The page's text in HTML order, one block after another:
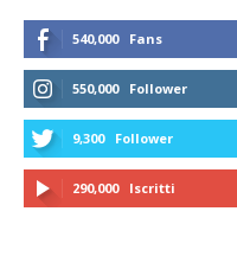
540,000 Fans
550,000 Follower
9,300 Follower
290,000 Iscritti